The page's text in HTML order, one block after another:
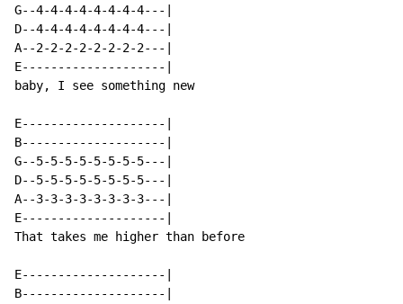
G--4-4-4-4-4-4-4-4---|
D--4-4-4-4-4-4-4-4---|
A--2-2-2-2-2-2-2-2---|
E--------------------|
baby, I see something new
E--------------------|
B--------------------|
G--5-5-5-5-5-5-5-5---|
D--5-5-5-5-5-5-5-5---|
A--3-3-3-3-3-3-3-3---|
E--------------------|
That takes me higher than before
E--------------------|
B--------------------|